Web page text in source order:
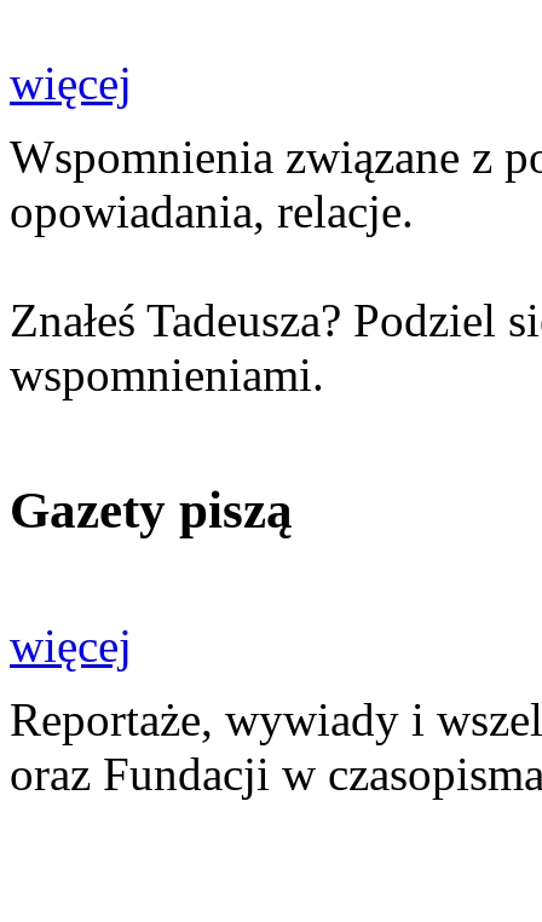
więcej
Wspomnienia związane z
opowiadania, relacje.
Znałeś Tadeusza? Podziel
wspomnieniami.
Gazety piszą
więcej
Reportaże, wywiady i
oraz Fundacji w